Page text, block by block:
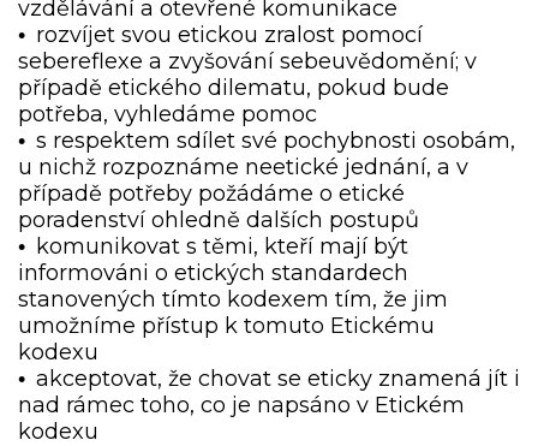
vzdělávání a otevřené komunikace
• rozvíjet svou etickou zralost pomocí
sebereflexe a zvyšování sebeuvědomění; v
případě etického dilematu, pokud bude
potřeba, vyhledáme pomoc
• s respektem sdílet své pochybnosti osobám,
u nichž rozpoznáme neetické jednání, a v
případě potřeby požádáme o etické
poradenství ohledně dalších postupů
• komunikovat s těmi, kteří mají být
informováni o etických standardech
stanovených tímto kodexem tím, že jim
umožníme přístup k tomuto Etickému
kodexu
• akceptovat, že chovat se eticky znamená jít i
nad rámec toho, co je napsáno v Etickém
kodexu